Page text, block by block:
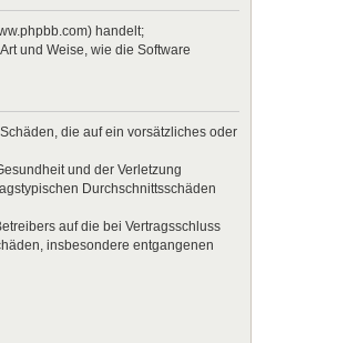
handelt;
und Weise, wie die Software
die auf ein vorsätzliches oder
und der Verletzung
Durchschnittsschäden
auf die bei Vertragsschluss
insbesondere entgangenen